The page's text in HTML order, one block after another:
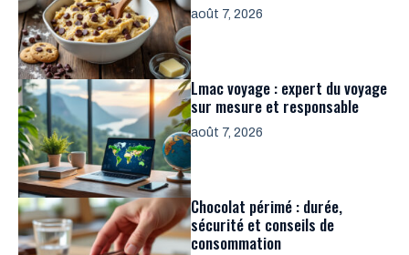
août 7, 2026
Lmac voyage : expert du voyage
sur mesure et responsable
août 7, 2026
Chocolat périmé : durée,
sécurité et conseils de
consommation